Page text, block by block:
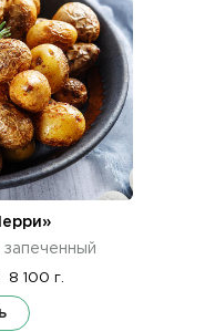
8 100 г.